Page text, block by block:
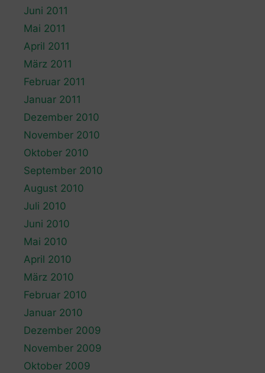
Juni 2011
Mai 2011
April 2011
März 2011
Februar 2011
Januar 2011
Dezember 2010
November 2010
Oktober 2010
September 2010
August 2010
Juli 2010
Juni 2010
Mai 2010
April 2010
März 2010
Februar 2010
Januar 2010
Dezember 2009
November 2009
Oktober 2009